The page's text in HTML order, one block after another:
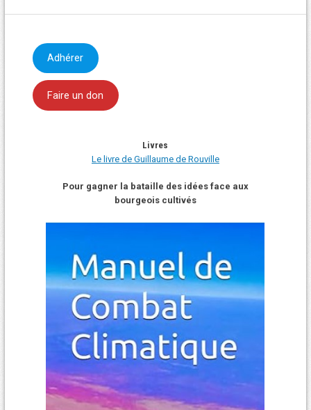
Adhérer
Faire un don
Livres
Le livre de Guillaume de Rouville
Pour gagner la bataille des idées face aux
bourgeois cultivés